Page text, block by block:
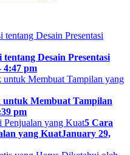
Desain Presentasi
4:47 pm
untuk Membuat Tampilan
pm
5 Cara
yang KuatJanuary 29,